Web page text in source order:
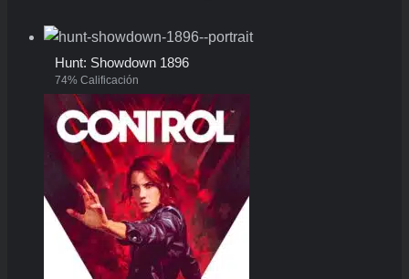
Hunt: Showdown 1896
74% Calificación